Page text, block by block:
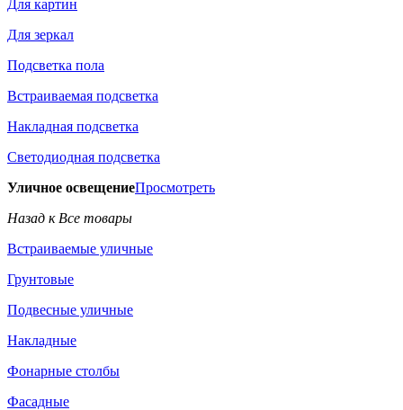
Для картин
Для зеркал
Подсветка пола
Встраиваемая подсветка
Накладная подсветка
Светодиодная подсветка
Уличное освещениеПросмотреть
Назад к Все товары
Встраиваемые уличные
Грунтовые
Подвесные уличные
Накладные
Фонарные столбы
Фасадные